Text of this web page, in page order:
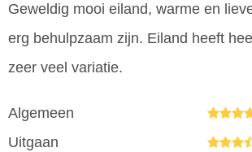
Geweldig mooi eiland, warme en
erg behulpzaam zijn. Eiland heeft
zeer veel variatie.
Algemeen
Uitgaan